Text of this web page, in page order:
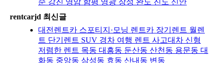
rentcarjd 최신글
대전렌트카 스포티지·모닝 렌트카 장기렌트 월렌
트 단기렌트 SUV 경차 여행 렌트 사고대차 신형
저렴한 렌트 목동 대흥동 둔산동 산천동 용문동 대
화동 중앙동 삼성동 효동 산내동 변동